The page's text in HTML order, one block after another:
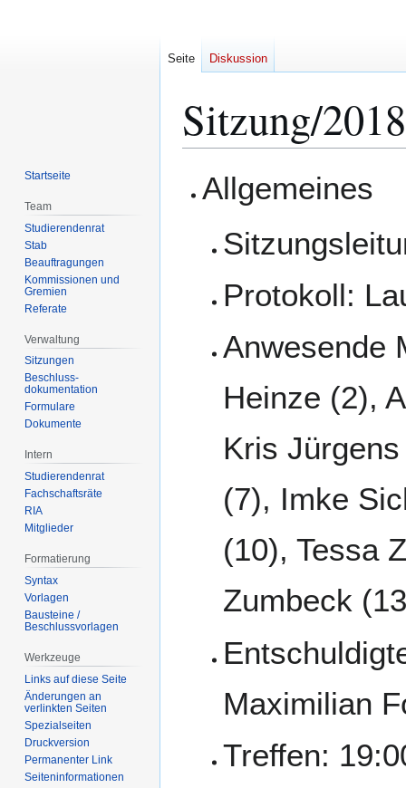
Sitzung/
Navigation
SucheAllgemeines
Protokoll:
Anwesende
Heinze (2),
Kris
(7), Imke
(10), Tessa
Zumbeck
Maximilian
Treffen:
Seite Diskussion
Startseite
Team
Studierendenrat
Stab
Beauftragungen
Kommissionen und
Gremien
Referate
Verwaltung
Sitzungen
Beschluss-
dokumentation
Formulare
Dokumente
Intern
Studierendenrat
Fachschaftsräte
RIA
Mitglieder
Formatierung
Syntax
Vorlagen
Bausteine /
Beschlussvorlagen
Werkzeuge
Links auf diese Seite
Änderungen an
verlinkten Seiten
Spezialseiten
Druckversion
Permanenter Link
Seiten­­informationen